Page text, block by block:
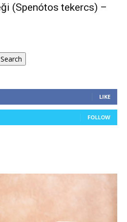
(Spenótos tekercs) –
Search
LIKE
FOLLOW